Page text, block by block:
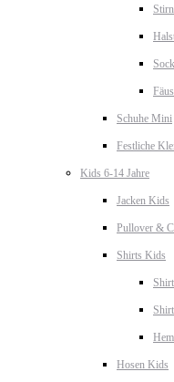
Schuhe Mini
Festliche
Kids 6-14 Jahre
Jacken Kids
Pullover &
Shirts Kids
Hosen Kids